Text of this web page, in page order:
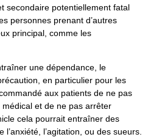
secondaire potentiellement fatal
personnes prenant d’autres
principal, comme les
une dépendance, le
en particulier pour les
aux patients de ne pas
et de ne pas arrêter
cela pourrait entraîner des
l’agitation, ou des sueurs.